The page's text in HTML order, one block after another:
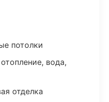
потолки
вода,
отделка